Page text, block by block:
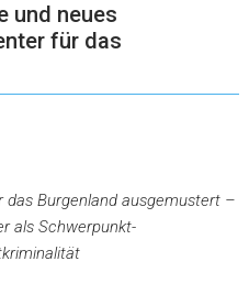
und neues
für das
das Burgenland ausgemustert –
als Schwerpunkt-